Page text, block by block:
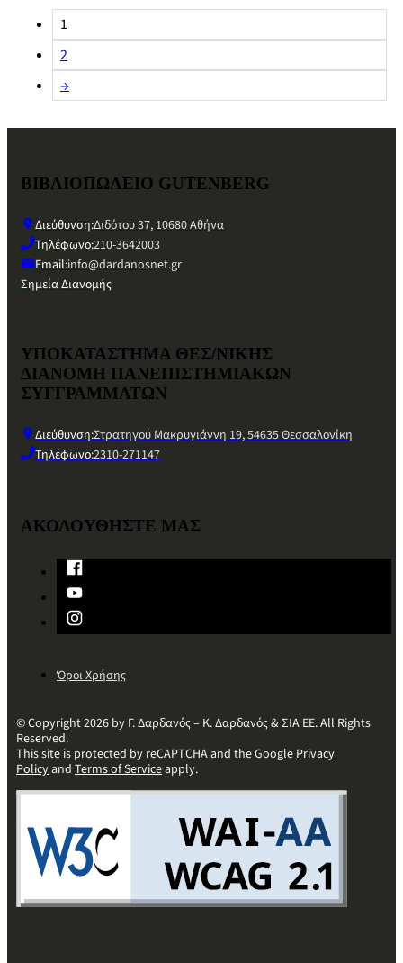
1
2
→
ΒΙΒΛΙΟΠΩΛΕΙΟ GUTENBERG
Διεύθυνση:Διδότου 37, 10680 Αθήνα
Τηλέφωνο:210-3642003
Email:info@dardanosnet.gr
Σημεία Διανομής
ΥΠΟΚΑΤΑΣΤΗΜΑ ΘΕΣ/ΝΙΚΗΣ
ΔΙΑΝΟΜΗ ΠΑΝΕΠΙΣΤΗΜΙΑΚΩΝ
ΣΥΓΓΡΑΜΜΑΤΩΝ
Διεύθυνση:Στρατηγού Μακρυγιάννη 19, 54635 Θεσσαλονίκη
Τηλέφωνο:2310-271147
ΑΚΟΛΟΥΘΗΣΤΕ ΜΑΣ
Όροι Χρήσης
© Copyright 2026 by Γ. Δαρδανός – Κ. Δαρδανός & ΣΙΑ ΕΕ. All Rights
Reserved.
This site is protected by reCAPTCHA and the GooglePrivacy
Policyand Terms of Serviceapply.